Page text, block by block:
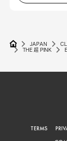
JAPAN
THE 超 PINK
TERMS